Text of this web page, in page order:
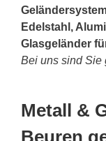
Edelstahl,
Glasgeländer
Bei uns sind Sie
Metall &
Beuren